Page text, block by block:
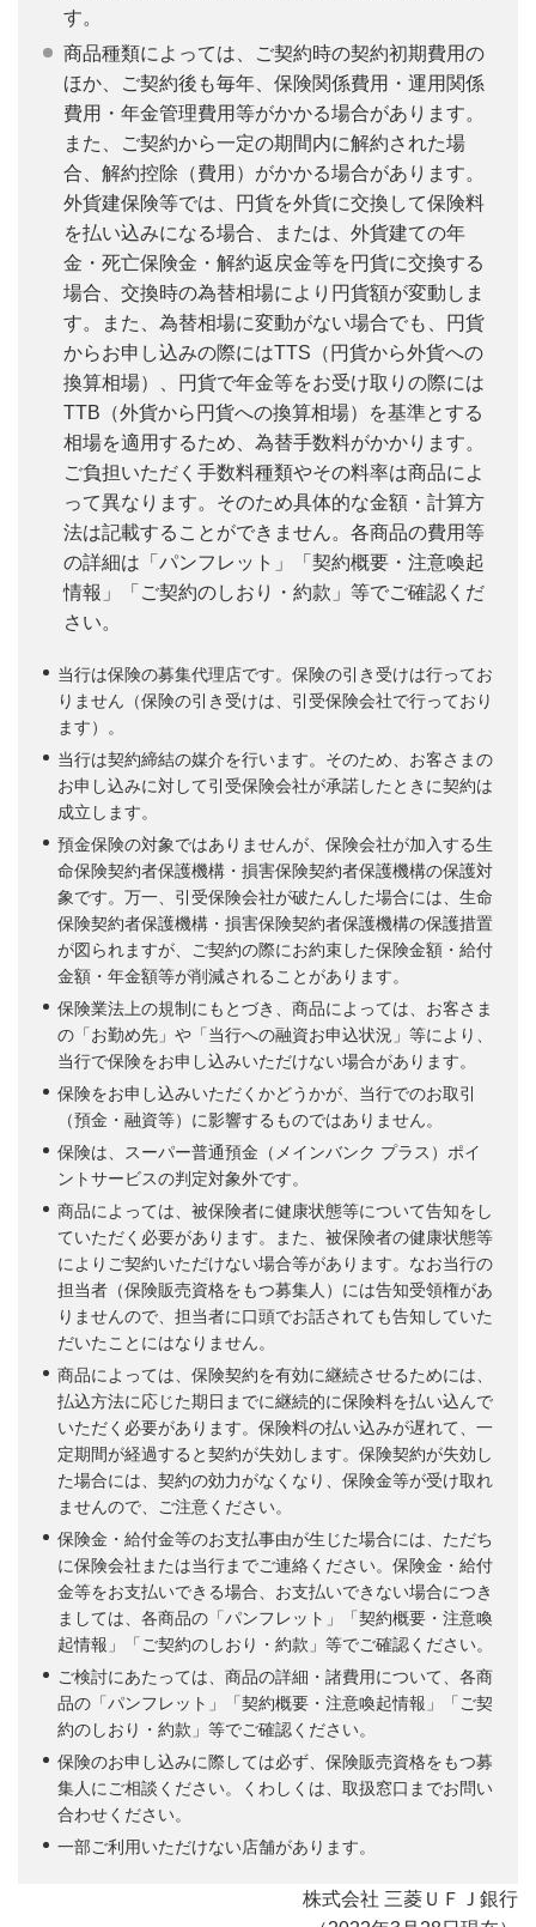
す。
商品種類によっては、ご契約時の契約初期費用の
ほか、ご契約後も毎年、保険関係費用・運用関係
費用・年金管理費用等がかかる場合があります。
また、ご契約から一定の期間内に解約された場
合、解約控除（費用）がかかる場合があります。
外貨建保険等では、円貨を外貨に交換して保険料
を払い込みになる場合、または、外貨建ての年
金・死亡保険金・解約返戻金等を円貨に交換する
場合、交換時の為替相場により円貨額が変動しま
す。また、為替相場に変動がない場合でも、円貨
からお申し込みの際にはTTS（円貨から外貨への
換算相場）、円貨で年金等をお受け取りの際には
TTB（外貨から円貨への換算相場）を基準とする
相場を適用するため、為替手数料がかかります。
ご負担いただく手数料種類やその料率は商品によ
って異なります。そのため具体的な金額・計算方
法は記載することができません。各商品の費用等
の詳細は「パンフレット」「契約概要・注意喚起
情報」「ご契約のしおり・約款」等でご確認くだ
さい。
当行は保険の募集代理店です。保険の引き受けは行ってお
りません（保険の引き受けは、引受保険会社で行っており
ます）。
当行は契約締結の媒介を行います。そのため、お客さまの
お申し込みに対して引受保険会社が承諾したときに契約は
成立します。
預金保険の対象ではありませんが、保険会社が加入する生
命保険契約者保護機構・損害保険契約者保護機構の保護対
象です。万一、引受保険会社が破たんした場合には、生命
保険契約者保護機構・損害保険契約者保護機構の保護措置
が図られますが、ご契約の際にお約束した保険金額・給付
金額・年金額等が削減されることがあります。
保険業法上の規制にもとづき、商品によっては、お客さま
の「お勤め先」や「当行への融資お申込状況」等により、
当行で保険をお申し込みいただけない場合があります。
保険をお申し込みいただくかどうかが、当行でのお取引
（預金・融資等）に影響するものではありません。
保険は、スーパー普通預金（メインバンク プラス）ポイ
ントサービスの判定対象外です。
商品によっては、被保険者に健康状態等について告知をし
ていただく必要があります。また、被保険者の健康状態等
によりご契約いただけない場合等があります。なお当行の
担当者（保険販売資格をもつ募集人）には告知受領権があ
りませんので、担当者に口頭でお話されても告知していた
だいたことにはなりません。
商品によっては、保険契約を有効に継続させるためには、
払込方法に応じた期日までに継続的に保険料を払い込んで
いただく必要があります。保険料の払い込みが遅れて、一
定期間が経過すると契約が失効します。保険契約が失効し
た場合には、契約の効力がなくなり、保険金等が受け取れ
ませんので、ご注意ください。
保険金・給付金等のお支払事由が生じた場合には、ただち
に保険会社または当行までご連絡ください。保険金・給付
金等をお支払いできる場合、お支払いできない場合につき
ましては、各商品の「パンフレット」「契約概要・注意喚
起情報」「ご契約のしおり・約款」等でご確認ください。
ご検討にあたっては、商品の詳細・諸費用について、各商
品の「パンフレット」「契約概要・注意喚起情報」「ご契
約のしおり・約款」等でご確認ください。
保険のお申し込みに際しては必ず、保険販売資格をもつ募
集人にご相談ください。くわしくは、取扱窓口までお問い
合わせください。
一部ご利用いただけない店舗があります。
株式会社 三菱ＵＦＪ銀行